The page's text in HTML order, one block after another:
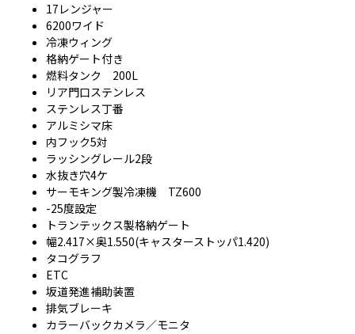
17レンジャー
6200ワイド
冷凍ウィング
格納ゲート付き
燃料タンク 200L
リア門口ステンレス
ステンレス丁番
アルミシマ床
内フック5対
ラッシングレール2段
水抜き穴4ケ
サーモキング製冷凍機 TZ600
-25度設定
トランテックス製格納ゲート
幅2.417×奥1.550(キャスターストッパ1.420)
タコグラフ
ETC
坂道発進補助装置
排気ブレーキ
カラーバックカメラ／モニタ